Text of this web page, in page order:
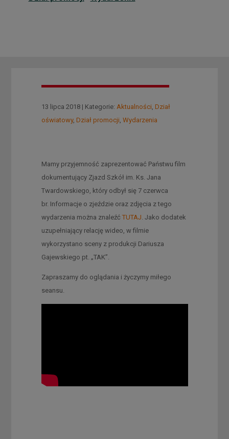
13 lipca 2018 | Kategorie: Aktualności Dział
oświatowy, Dział promocji Wydarzenia
Mamy przyjemność zaprezentować Państwu film
dokumentujący Zjazd Szkół im. Ks. Jana
Twardowskiego, który odbył się 7 czerwca
br. Informacje o zjeździe oraz zdjęcia z tego
wydarzenia można znaleźć TUTAJ . Jako dodatek
uzupełniający relację wideo, w filmie
wykorzystano sceny z produkcji Dariusza
Gajewskiego pt. „TAK”.
Zapraszamy do oglądania i życzymy miłego
seansu.